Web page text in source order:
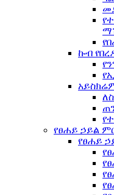
ኩብ
የፀሐይ ኃይል
የፀሐይ